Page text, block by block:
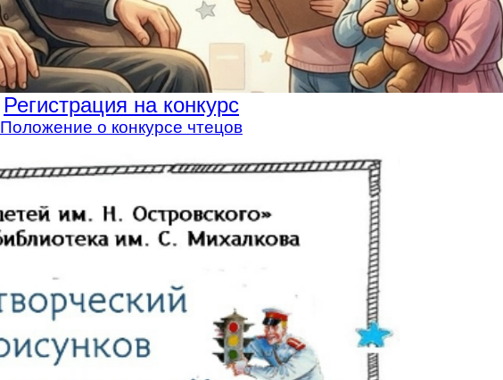
Регистрация на конкурс
Положение о конкурсе чтецов